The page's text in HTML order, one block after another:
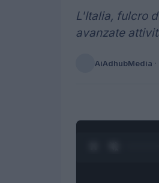
L'Italia, fulcro
avanzate
AiAdhubMedia ·